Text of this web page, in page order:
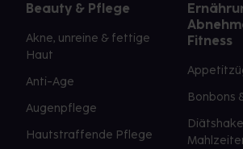
Beauty & Pflege
Akne, unreine & fettige
Haut
Anti-Age
Augenpflege
Hautstraffende Pflege
Fitness
Bonbons